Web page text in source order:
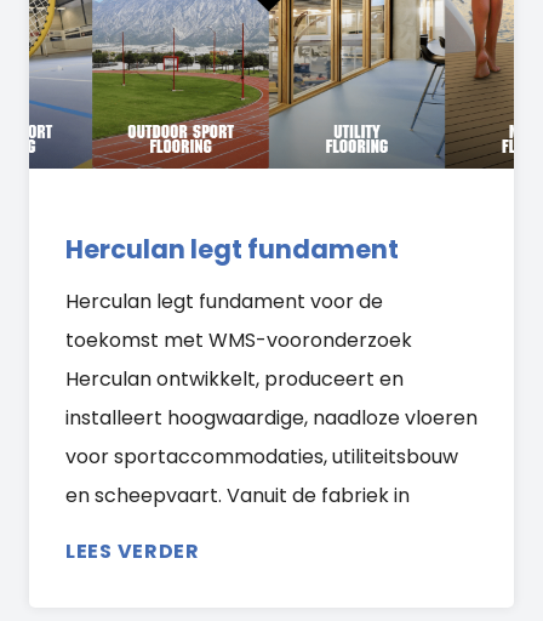
Herculan legt fundament
Herculan legt fundament voor de
toekomst met WMS-vooronderzoek
Herculan ontwikkelt, produceert en
installeert hoogwaardige, naadloze vloeren
voor sportaccommodaties, utiliteitsbouw
en scheepvaart. Vanuit de fabriek in
LEES VERDER